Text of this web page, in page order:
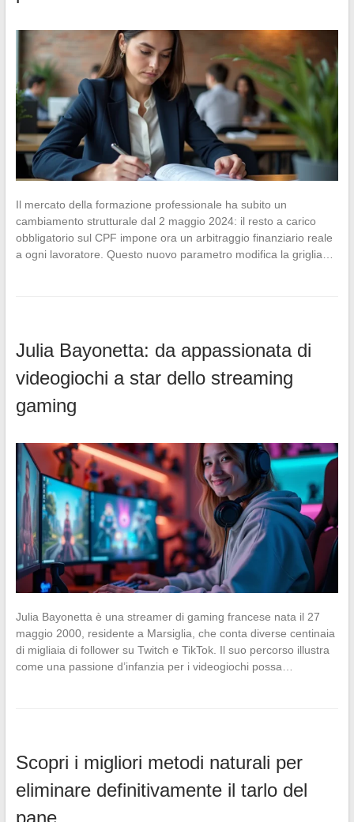
Il mercato della formazione professionale ha subito un
cambiamento strutturale dal 2 maggio 2024: il resto a carico
obbligatorio sul CPF impone ora un arbitraggio finanziario reale
a ogni lavoratore. Questo nuovo parametro modifica la griglia…
Julia Bayonetta: da appassionata di
videogiochi a star dello streaming
gaming
Julia Bayonetta è una streamer di gaming francese nata il 27
maggio 2000, residente a Marsiglia, che conta diverse centinaia
di migliaia di follower su Twitch e TikTok. Il suo percorso illustra
come una passione d’infanzia per i videogiochi possa…
Scopri i migliori metodi naturali per
eliminare definitivamente il tarlo del